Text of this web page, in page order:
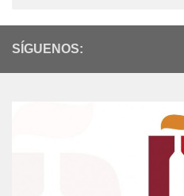
SÍGUENOS: